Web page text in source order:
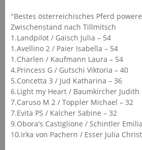
"Bestes österreichisches Pferd
Zwischenstand nach Tillmitsch
1.Landpilot / Gaisch Julia – 54
1.Avellino 2 / Paier Isabella – 54
1.Charlen / Kaufmann Laura – 54
4.Princess G / Gutschi Viktoria – 40
5.Concetta 3 / Jud Katharina – 36
6.Light my Heart / Baumkircher Judith
7.Caruso M 2 / Toppler Michael – 32
7.Evita PS / Kalcher Sabine – 32
9.Obora's Castiglione / Schintler
10.Irka von Pachern / Esser Julia